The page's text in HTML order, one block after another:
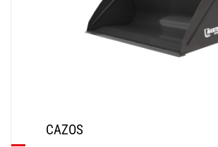
CAZOS